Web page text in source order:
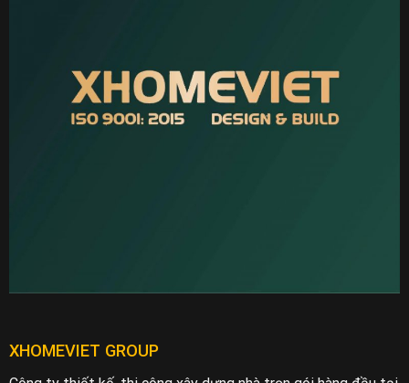
XHOMEVIET GROUP